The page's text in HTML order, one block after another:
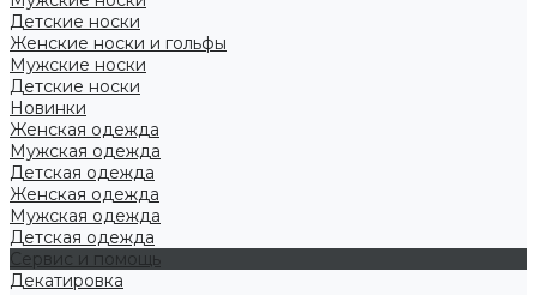
Детские носки
Женские носки и гольфы
Мужские носки
Детские носки
Новинки
Женская одежда
Мужская одежда
Детская одежда
Женская одежда
Мужская одежда
Детская одежда
Сервис и помощь
Декатировка